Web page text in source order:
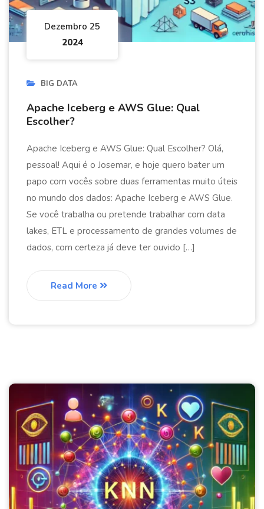
Dezembro 25
2024
BIG DATA
Apache Iceberg e AWS Glue: Qual
Escolher?
Apache Iceberg e AWS Glue: Qual Escolher? Olá,
pessoal! Aqui é o Josemar, e hoje quero bater um
papo com vocês sobre duas ferramentas muito úteis
no mundo dos dados: Apache Iceberg e AWS Glue.
Se você trabalha ou pretende trabalhar com data
lakes, ETL e processamento de grandes volumes de
dados, com certeza já deve ter ouvido […]
Read More